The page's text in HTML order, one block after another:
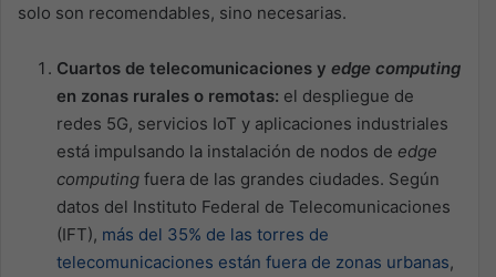
solo son recomendables, sino necesarias.
Cuartos de telecomunicaciones y edge computing
en zonas rurales o remotas: el despliegue de
redes 5G, servicios IoT y aplicaciones industriales
está impulsando la instalación de nodos de edge
computing fuera de las grandes ciudades. Según
datos del Instituto Federal de Telecomunicaciones
(IFT), más del 35% de las torres de
telecomunicaciones están fuera de zonas urbanas,